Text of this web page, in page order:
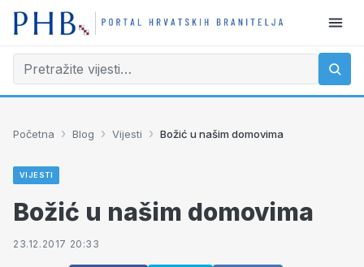
Početna › Blog › Vijesti › Božić u našim domovima
VIJESTI
Božić u našim domovima
23.12.2017 20:33